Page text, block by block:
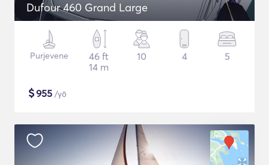
Dufour 460 Grand Large
Purjevene
46 ft
14 m
10 4 5
$955 /yö